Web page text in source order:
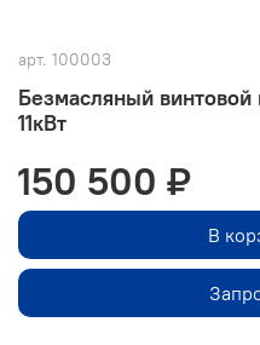
арт. 100003
Безмасляный
11кВт
150 500 ₽
В